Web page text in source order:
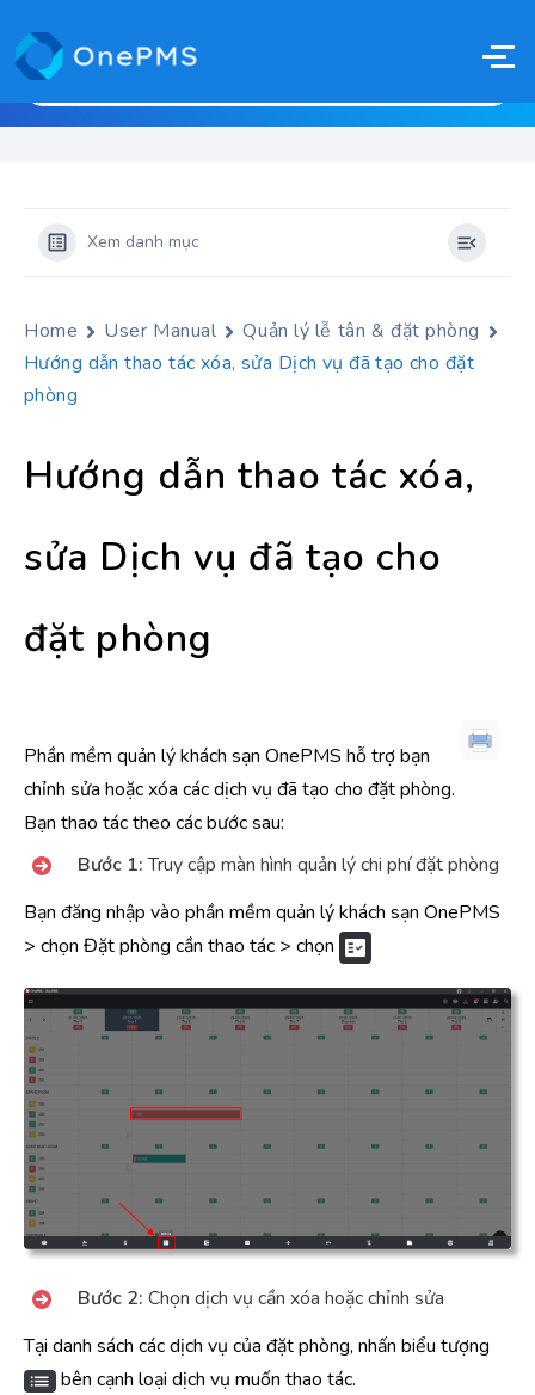
Xem danh mục
Home User Manual
Quản lý lễ tân & đặt phòng
Hướng dẫn thao tác xóa, sửa Dịch vụ đã tạo cho đặt
phòng
Hướng dẫn thao tác xóa,
sửa Dịch vụ đã tạo cho
đặt phòng
Phần mềm quản lý khách sạn OnePMS hỗ trợ bạn
chỉnh sửa hoặc xóa các dịch vụ đã tạo cho đặt phòng.
Bạn thao tác theo các bước sau:
Bước 1:Truy cập màn hình quản lý chi phí đặt phòng
Bạn đăng nhập vào phần mềm quản lý khách sạn OnePMS
> chọn Đặt phòng cần thao tác > chọn
Bước 2: Chọn dịch vụ cần xóa hoặc chỉnh sửa
Tại danh sách các dịch vụ của đặt phòng, nhấn biểu tượng
bên cạnh loại dịch vụ muốn thao tác.